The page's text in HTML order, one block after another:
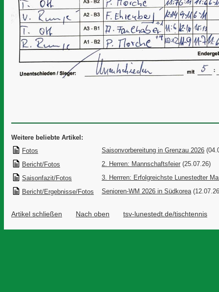
Weitere beliebte Artikel:
Fotos
Saisonvorbereitung in Grenzau 2026
Bericht/Fotos
2. Herren: Mannschaftsfeier (25.07.26)
Saisonfazit/Fotos
3. Herrren: Erfolgreichste Lunestedter
Bericht/Ergebnisse/Fotos
Senioren-WM 2026 in Südkorea
Artikel schließen Nach oben tsv-lunestedt.de/tischtennis